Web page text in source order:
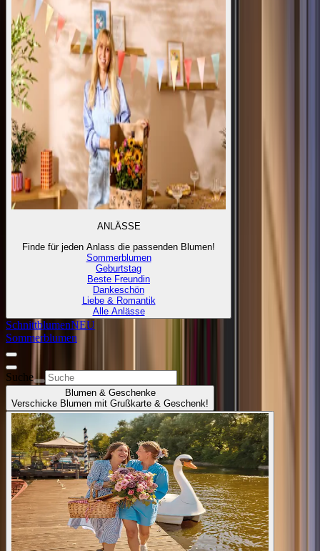
ANLÄSSE
Finde für jeden Anlass die passenden Blumen!
Sommerblumen
Geburtstag
Beste Freundin
Dankeschön
Liebe & Romantik
Alle Anlässe
SchnittblumenNEU
Sommerblumen
Suche
Blumen & Geschenke
Verschicke Blumen mit Grußkarte & Geschenk!